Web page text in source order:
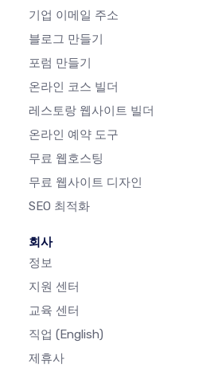
기업 이메일 주소
블로그 만들기
포럼 만들기
온라인 코스 빌더
레스토랑 웹사이트 빌더
온라인 예약 도구
무료 웹호스팅
무료 웹사이트 디자인
SEO 최적화
회사
정보
지원 센터
교육 센터
직업 (English)
제휴사